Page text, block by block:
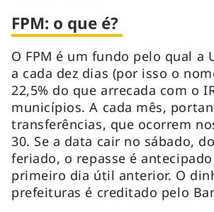
FPM: o que é?
O FPM é um fundo pelo qual a
a cada dez dias (por isso o
22,5% do que arrecada com o
municípios. A cada mês,
transferências, que ocorrem
30. Se a data cair no sábado,
feriado, o repasse é
primeiro dia útil anterior. O
prefeituras é creditado pelo